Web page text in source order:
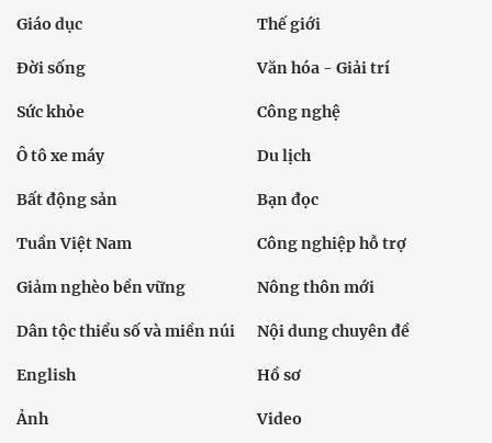
Ô tô xe máy Du lịch
Bất động sản Bạn đọc
Tuần Việt Nam Công nghiệp hỗ trợ
Giảm nghèo bền vững Nông thôn mới
Dân tộc thiểu số và miền núi Nội dung chuyên đề
English Hồ sơ
Ảnh Video
Multimedia Podcast
24h qua